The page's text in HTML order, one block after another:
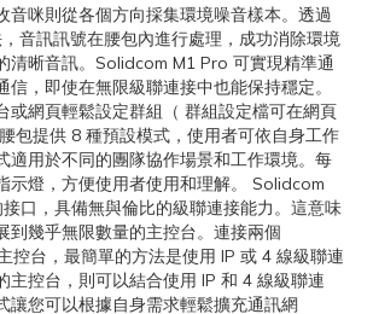
音咪則從各個方向採集環境噪音樣本。透過
音訊訊號在腰包內進行處理，成功消除環境
清晰音訊。Solidcom M1 Pro 可實現精準通
信，即使在無限級聯連接中也能保持穩定。
或網頁輕鬆設定群組（ 群組設定檔可在網頁
包提供 8 種預設模式，使用者可依自身工作
適用於不同的團隊協作場景和工作環境。每
示燈，方便使用者使用和理解。 Solidcom
口，具備無與倫比的級聯連接能力。這意味
到幾乎無限數量的主控台。連接兩個
控台，最簡單的方法是使用 IP 或 4 線級聯連
主控台，則可以結合使用 IP 和 4 線級聯連
讓您可以根據自身需求輕鬆擴充通訊網